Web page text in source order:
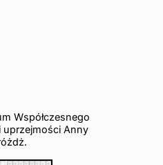
Współczesnego
uprzejmości Anny